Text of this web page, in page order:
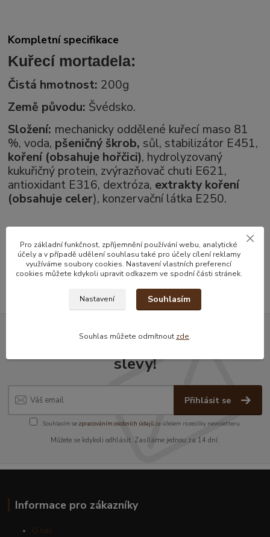
Kompletní specifikace
Kuřecí mortadela:
Čistá hmotnost: 200g
Země původu: Švédsko.
Složení: mechanicky oddělené kuřecí maso 81
%, voda, pšeničný škrob, sůl, stabilizátor E451,
koření (obsahuje hořčici), hydrolyzovaný
kukuřičný protein, zvýrazňovač chuti E621,
antioxidant E316, dextróza, extrakty koření
(obsahuje celer), konzervační látka E250.
Zboží zařazeno v kategoriích
Hotové jídlo
Nepropásněte novinky, akce a
slevy!
Přihlásit se
Souhlasím se zpracováním osobních údajůza účelem rozesílky newsletteru.
Můžete se kdykoli odhlásit. Zasíláme jednou za 14 dní.
Informace pro zákazníky
O nás
Pro základní funkčnost, zpříjemnění používání webu, analytické
účely a v případě udělení souhlasu také pro účely cílení reklamy
využíváme soubory cookies. Nastavení vlastních preferencí
cookies můžete kdykoli upravit odkazem ve spodní části stránek.
Nastavení Souhlasím
Souhlas můžete odmítnout zde.